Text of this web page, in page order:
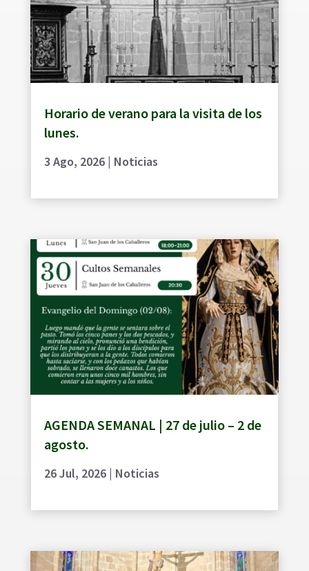
Horario de verano para la visita de los
lunes.
3 Ago, 2026| Noticias
AGENDA SEMANAL | 27 de julio – 2 de
agosto.
26 Jul, 2026| Noticias